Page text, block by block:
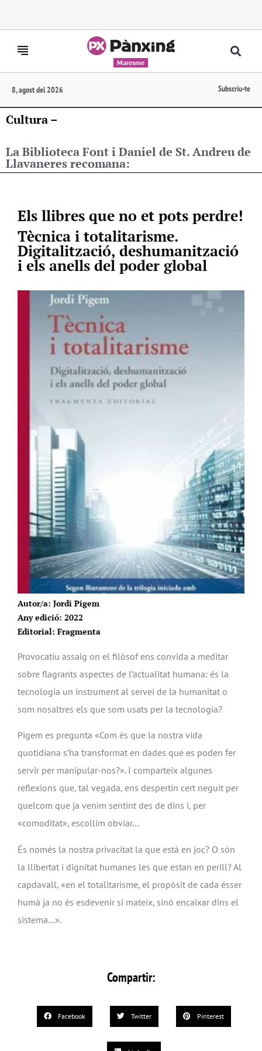
Maresme
8, agost del 2026 Subscriu-te
Cultura –
La Biblioteca Font i Daniel de St. Andreu de
Llavaneres recomana:
Els llibres que no et pots perdre!
Tècnica i totalitarisme.
Digitalització, deshumanització
i els anells del poder global
Autor/a: Jordi Pigem
Any edició: 2022
Editorial: Fragmenta
Provocatiu assaig on el filòsof ens convida a meditar
sobre flagrants aspectes de l’actualitat humana: és la
tecnologia un instrument al servei de la humanitat o
som nosaltres els que som usats per la tecnologia?
Pigem es pregunta «Com és que la nostra vida
quotidiana s’ha transformat en dades que es poden fer
servir per manipular-nos?». I comparteix algunes
reflexions que, tal vegada, ens despertin cert neguit per
quelcom que ja venim sentint des de dins i, per
«comoditat», escollim obviar…
És només la nostra privacitat la que està en joc? O són
la llibertat i dignitat humanes les que estan en perill? Al
capdavall, «en el totalitarisme, el propòsit de cada ésser
humà ja no és esdevenir si mateix, sinó encaixar dins el
sistema…».
Compartir:
Facebook Twitter Pinterest